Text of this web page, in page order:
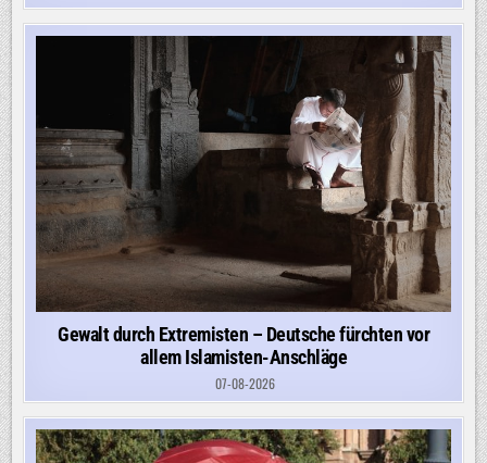
Gewalt durch Extremisten – Deutsche fürchten vor
allem Islamisten-Anschläge
07-08-2026